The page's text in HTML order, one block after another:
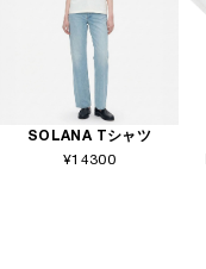
SOLANA Tシャツ
¥14300